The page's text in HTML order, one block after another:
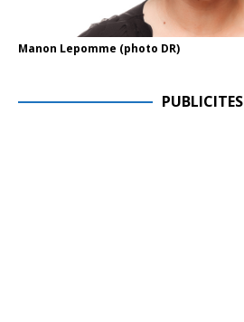
Manon Lepomme (photo DR)
PUBLICITES